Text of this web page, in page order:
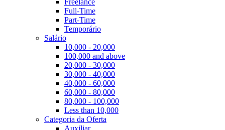
Full-Time
Part-Time
Temporário
Salário
10,000 - 20,000
100,000 and above
20,000 - 30,000
30,000 - 40,000
40,000 - 60,000
60,000 - 80,000
80,000 - 100,000
Less than 10,000
Categoria da Oferta
Auxiliar